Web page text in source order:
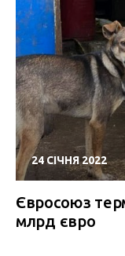
24 СІЧНЯ 2022
Євросоюз
млрд євро